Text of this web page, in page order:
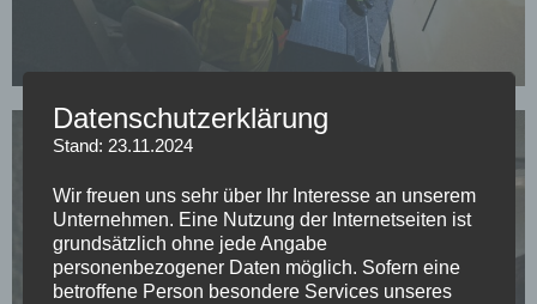
Datenschutzerklärung
Stand: 23.11.2024
Wir freuen uns sehr über Ihr Interesse an unserem
Unternehmen. Eine Nutzung der Internetseiten ist
grundsätzlich ohne jede Angabe
personenbezogener Daten möglich. Sofern eine
betroffene Person besondere Services unseres